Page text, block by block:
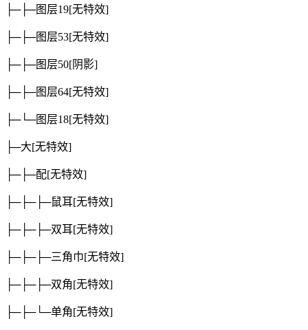
├─├─图层19[无特效]
├─├─图层53[无特效]
├─├─图层50[阴影]
├─├─图层64[无特效]
├─└─图层18[无特效]
├─大[无特效]
├─├─配[无特效]
├─├─├─鼠耳[无特效]
├─├─├─双耳[无特效]
├─├─├─三角巾[无特效]
├─├─├─双角[无特效]
├─├─└─单角[无特效]